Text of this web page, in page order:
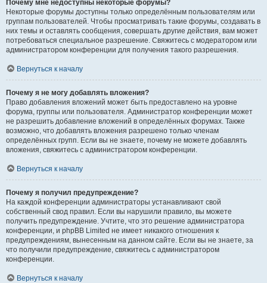
Почему мне недоступны некоторые форумы?
Некоторые форумы доступны только определённым пользователям или
группам пользователей. Чтобы просматривать такие форумы, создавать в
них темы и оставлять сообщения, совершать другие действия, вам может
потребоваться специальное разрешение. Свяжитесь с модератором или
администратором конференции для получения такого разрешения.
Вернуться к началу
Почему я не могу добавлять вложения?
Право добавления вложений может быть предоставлено на уровне
форума, группы или пользователя. Администратор конференции может
не разрешить добавление вложений в определённых форумах. Также
возможно, что добавлять вложения разрешено только членам
определённых групп. Если вы не знаете, почему не можете добавлять
вложения, свяжитесь с администратором конференции.
Вернуться к началу
Почему я получил предупреждение?
На каждой конференции администраторы устанавливают свой
собственный свод правил. Если вы нарушили правило, вы можете
получить предупреждение. Учтите, что это решение администратора
конференции, и phpBB Limited не имеет никакого отношения к
предупреждениям, вынесенным на данном сайте. Если вы не знаете, за
что получили предупреждение, свяжитесь с администратором
конференции.
Вернуться к началу